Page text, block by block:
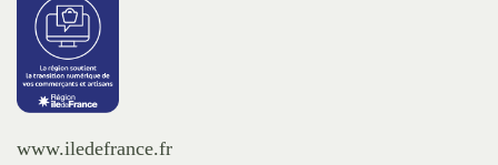
www.iledefrance.fr